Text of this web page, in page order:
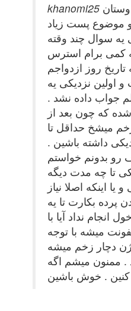
موضوع پست زیاد
یه سوال چند وقته
کمی برام استرس
تاریخ روز ازدواجم
و اولین نزدیکی یه
جواب داده نشد .
که چون بعد از
میشخ حداقل تا
داشته باشین .
بدونم خواستم
تا چه مدت دیگه
اینکه اصلا نیاز
پرده بکارت تا یه
انجام نداد آیا با
میشه با توجه
دچار زخم میشه
. ممنون میشم اگه